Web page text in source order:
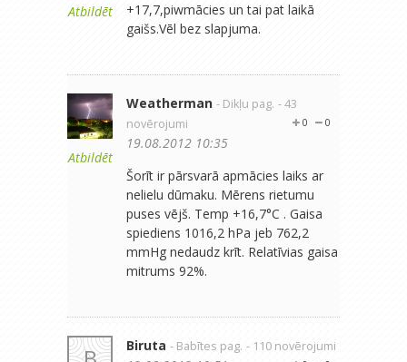
Atbildēt
+17,7,piwmācies un tai pat laikā
gaišs.Vēl bez slapjuma.
Atbildēt
Weatherman - Dikļu pag. - 43
novērojumi
0
0
19.08.2012 10:35
Šorīt ir pārsvarā apmācies laiks ar
nelielu dūmaku. Mērens rietumu
puses vējš. Temp +16,7°C . Gaisa
spiediens 1016,2 hPa jeb 762,2
mmHg nedaudz krīt. Relatīvias gaisa
mitrums 92%.
Biruta - Babītes pag. - 110 novērojumi